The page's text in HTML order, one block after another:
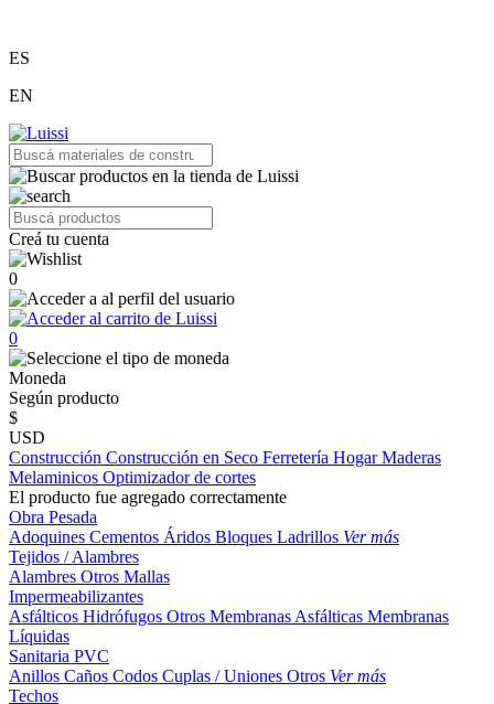
ES
EN
Creá tu cuenta
0
0
Moneda
Según producto
$
USD
Construcción Construcción en Seco Ferretería HogarMaderas
Melaminicos Optimizador de cortes
El producto fue agregado correctamente
Obra Pesada
Adoquines Cementos Áridos Bloques Ladrillos Ver más
Tejidos / Alambres
Alambres Otros Mallas
Impermeabilizantes
Asfálticos Hidrófugos Otros Membranas Asfálticas Membranas
Líquidas
Sanitaria PVC
Anillos Caños Codos Cuplas / Uniones Otros Ver más
Techos